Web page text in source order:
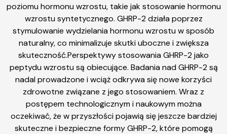
poziomu hormonu wzrostu, takie jak stosowanie hormonu
wzrostu syntetycznego. GHRP-2 działa poprzez
stymulowanie wydzielania hormonu wzrostu w sposób
naturalny, co minimalizuje skutki uboczne i zwiększa
skuteczność.Perspektywy stosowania GHRP-2 jako
peptydu wzrostu są obiecujące. Badania nad GHRP-2 są
nadal prowadzone i wciąż odkrywa się nowe korzyści
zdrowotne związane z jego stosowaniem. Wraz z
postępem technologicznym i naukowym można
oczekiwać, że w przyszłości pojawią się jeszcze bardziej
skuteczne i bezpieczne formy GHRP-2, które pomogą